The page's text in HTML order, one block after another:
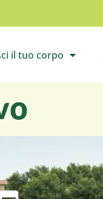
Apri il sottomenù
il tuo corpo